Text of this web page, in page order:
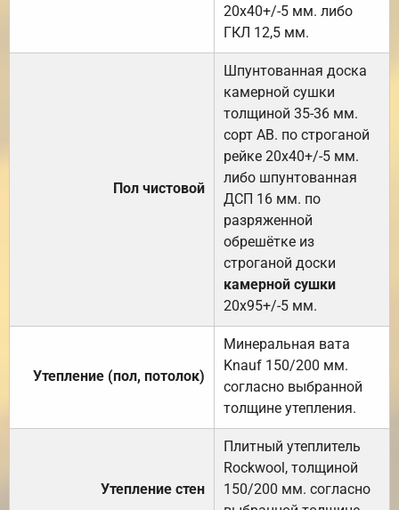
20х40+/-5 мм. либо
ГКЛ 12,5 мм.
Пол чистовой
Шпунтованная доска
камерной сушки
толщиной 35-36 мм.
сорт АВ. по строганой
рейке 20х40+/-5 мм.
либо шпунтованная
ДСП 16 мм. по
разряженной
обрешётке из
строганой доски
камерной сушки
20х95+/-5 мм.
Утепление (пол, потолок)
Минеральная вата
Knauf 150/200 мм.
согласно выбранной
толщине утепления.
Утепление стен
Плитный утеплитель
Rockwool, толщиной
150/200 мм. согласно